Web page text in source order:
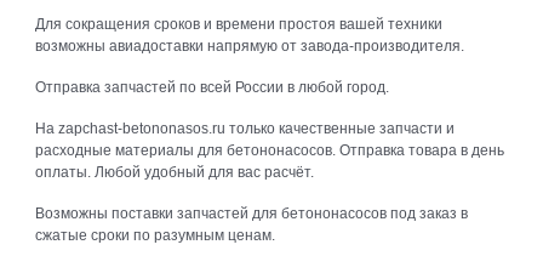
Для сокращения сроков и времени простоя вашей техники
возможны авиадоставки напрямую от завода-производителя.
Отправка запчастей по всей России в любой город.
На zapchast-betononasos.ru только качественные запчасти и
расходные материалы для бетононасосов. Отправка товара в день
оплаты. Любой удобный для вас расчёт.
Возможны поставки запчастей для бетононасосов под заказ в
сжатые сроки по разумным ценам.